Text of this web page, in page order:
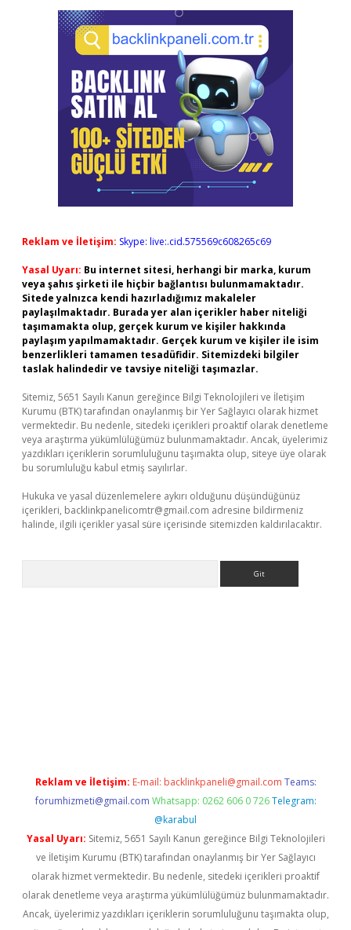
Reklam ve İletişim: Skype: live:.cid.575569c608265c69
Yasal Uyarı: Bu internet sitesi, herhangi bir marka, kurum
veya şahıs şirketi ile hiçbir bağlantısı bulunmamaktadır.
Sitede yalnızca kendi hazırladığımız makaleler
paylaşılmaktadır. Burada yer alan içerikler haber niteliği
taşımamakta olup, gerçek kurum ve kişiler hakkında
paylaşım yapılmamaktadır. Gerçek kurum ve kişiler ile isim
benzerlikleri tamamen tesadüfidir. Sitemizdeki bilgiler
taslak halindedir ve tavsiye niteliği taşımazlar.
Sitemiz, 5651 Sayılı Kanun gereğince Bilgi Teknolojileri ve İletişim
Kurumu (BTK) tarafından onaylanmış bir Yer Sağlayıcı olarak hizmet
vermektedir. Bu nedenle, sitedeki içerikleri proaktif olarak denetleme
veya araştırma yükümlülüğümüz bulunmamaktadır. Ancak, üyelerimiz
yazdıkları içeriklerin sorumluluğunu taşımakta olup, siteye üye olarak
bu sorumluluğu kabul etmiş sayılırlar.
Hukuka ve yasal düzenlemelere aykırı olduğunu düşündüğünüz
içerikleri, backlinkpanelicomtr@gmail.com adresine bildirmeniz
halinde, ilgili içerikler yasal süre içerisinde sitemizden kaldırılacaktır.
Reklam ve İletişim: E-mail: backlinkpaneli@gmail.com Teams:
forumhizmeti@gmail.com Whatsapp: 0262 606 0 726 Telegram:
@karabul
Yasal Uyarı: Sitemiz, 5651 Sayılı Kanun gereğince Bilgi Teknolojileri
ve İletişim Kurumu (BTK) tarafından onaylanmış bir Yer Sağlayıcı
olarak hizmet vermektedir. Bu nedenle, sitedeki içerikleri proaktif
olarak denetleme veya araştırma yükümlülüğümüz bulunmamaktadır.
Ancak, üyelerimiz yazdıkları içeriklerin sorumluluğunu taşımakta olup,